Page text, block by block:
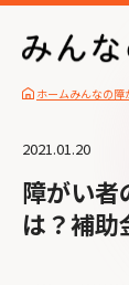
ホームみんなの障
2021.01.20
障がい者
は？補助